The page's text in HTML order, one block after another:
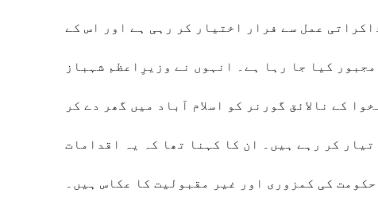
عمل سے فرار اختیار کر رہی ہے اور اس کے
کیا جا رہا ہے۔ انہوں نے وزیرِاعظم شہباز
کے نالائق گورنر کو اسلام آباد میں گھر دے کر
کر رہے ہیں۔ ان کا کہنا تھا کہ یہ اقدامات
حکومت کی کمزوری اور غیر مقبولیت کا عکاس ہیں۔